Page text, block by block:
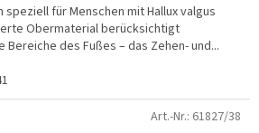
für Menschen mit Hallux valgus
Obermaterial berücksichtigt
des Fußes – das Zehen- und...
Art.-Nr.: 61827/38